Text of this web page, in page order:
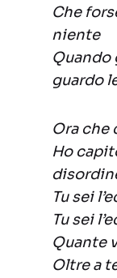
Che
niente
Quando
guardo
Ora che
Ho
Tu sei
Tu sei
Quante
Oltre a